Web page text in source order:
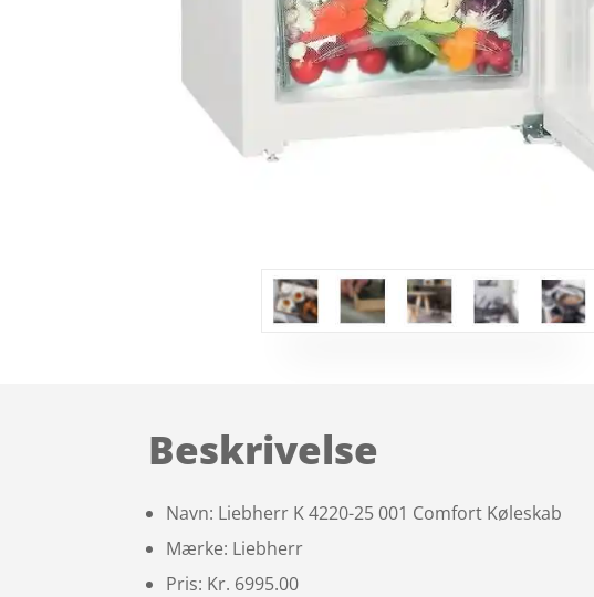
Beskrivelse
Navn: Liebherr K 4220-25 001 Comfort Køleskab
Mærke: Liebherr
Pris: Kr. 6995.00